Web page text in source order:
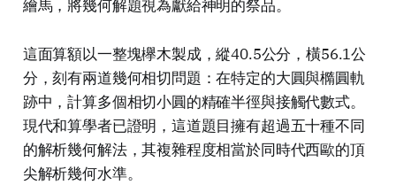
繪馬，將幾何解題視為獻給神明的祭品。
這面算額以一整塊欅木製成，縱40.5公分，橫56.1公
分，刻有兩道幾何相切問題：在特定的大圓與橢圓軌
跡中，計算多個相切小圓的精確半徑與接觸代數式。
現代和算學者已證明，這道題目擁有超過五十種不同
的解析幾何解法，其複雜程度相當於同時代西歐的頂
尖解析幾何水準。